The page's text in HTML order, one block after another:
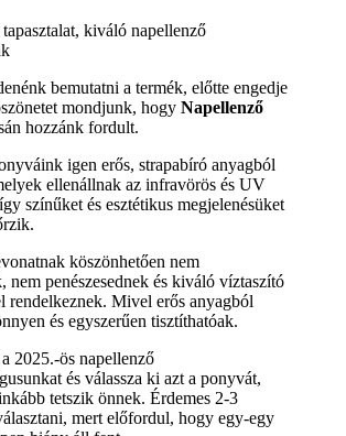
kiváló napellenző
bemutatni a termék, előtte engedje
mondjunk, hogy Napellenző
hozzánk fordult.
igen erős, strapabíró anyagból
ellenállnak az infravörös és UV
színűket és esztétikus megjelenésüket
köszönhetően nem
nem penészesednek és kiváló víztaszító
rendelkeznek. Mivel erős anyagból
és egyszerűen tisztíthatóak.
2025.-ös napellenző
és válassza ki azt a ponyvát,
tetszik önnek. Érdemes 2-3
mert előfordul, hogy egy-egy